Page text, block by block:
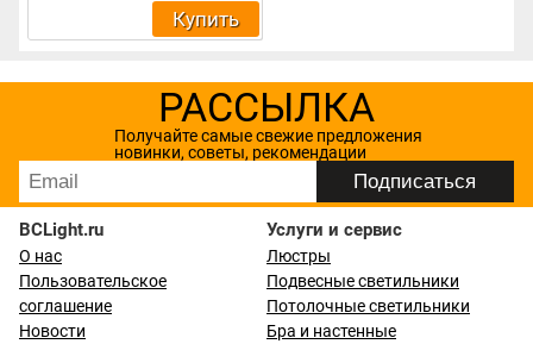
Купить
РАССЫЛКА
Получайте самые свежие предложения
новинки, советы, рекомендации
BCLight.ru
О нас
Пользовательское
соглашение
Новости
Услуги и сервис
Люстры
Подвесные светильники
Потолочные светильники
Бра и настенные